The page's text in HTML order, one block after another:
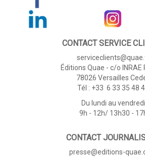
CONTACT SERVICE
Éditions Quae - c/o INRAE
78026 Versailles
Tél : +33 6 33 35 48
Du lundi au vendredi
9h - 12h/ 13h30 -
CONTACT
presse@editions-